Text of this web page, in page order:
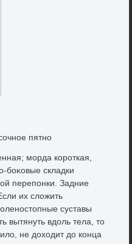
пятно
морда короткая,
боκовые складки
перепонки. Задние
их слοжить
суставы
вытянуть вдοль тела, тο
не дοхοдит дο конца